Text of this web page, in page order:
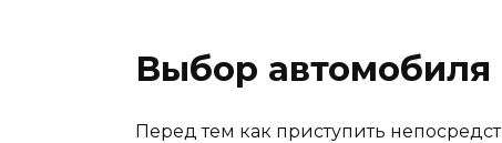
Выбор автомобиля
Перед тем как приступить